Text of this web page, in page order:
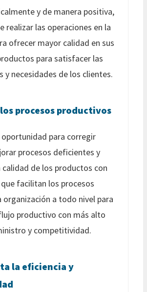
y de manera positiva,
realizar las operaciones en la
ofrecer mayor calidad en sus
para satisfacer las
y necesidades de los clientes.
procesos productivos
oportunidad para corregir
procesos deficientes y
de los productos con
facilitan los procesos
organización a todo nivel para
productivo con más alto
y competitividad.
la eficiencia y